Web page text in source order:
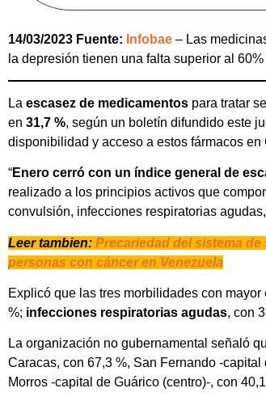
14/03/2023 Fuente: Infobae – Las
la depresión tienen una falta superior al
La escasez de medicamentos para tratar
en 31,7 %, según un boletín difundido este
disponibilidad y acceso a estos fármacos
“Enero cerró con un índice general de
realizado a los principios activos que
convulsión, infecciones respiratorias
Leer tambien: Precariedad del sistema
personas con cáncer en Venezuela
Explicó que las tres morbilidades con mayor
%; infecciones respiratorias agudas, con
La organización no gubernamental señaló
Caracas, con 67,3 %, San Fernando -
Morros -capital de Guárico (centro)-, con